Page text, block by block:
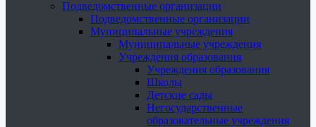
Подведомственные организации
Подведомственные организации
Муниципальные учреждения
Муниципальные учреждения
Учреждения образования
Учреждения образования
Школы
Детские сады
Негосударственные
образовательные учреждения